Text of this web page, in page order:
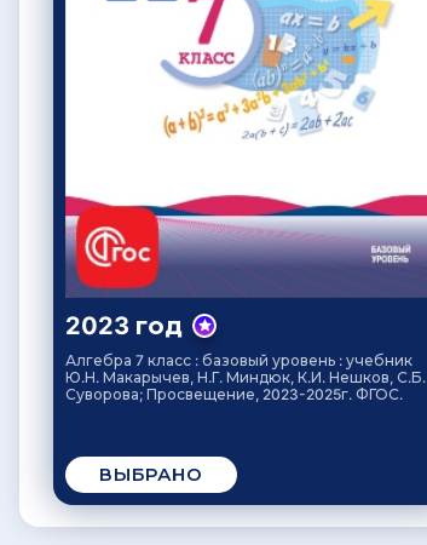
2023 год
Алгебра 7 класс : базовый уровень : учебник
Ю.Н. Макарычев, Н.Г. Миндюк, К.И. Нешков, С.Б.
Суворова; Просвещение, 2023-2025г. ФГОС.
ВЫБРАНО